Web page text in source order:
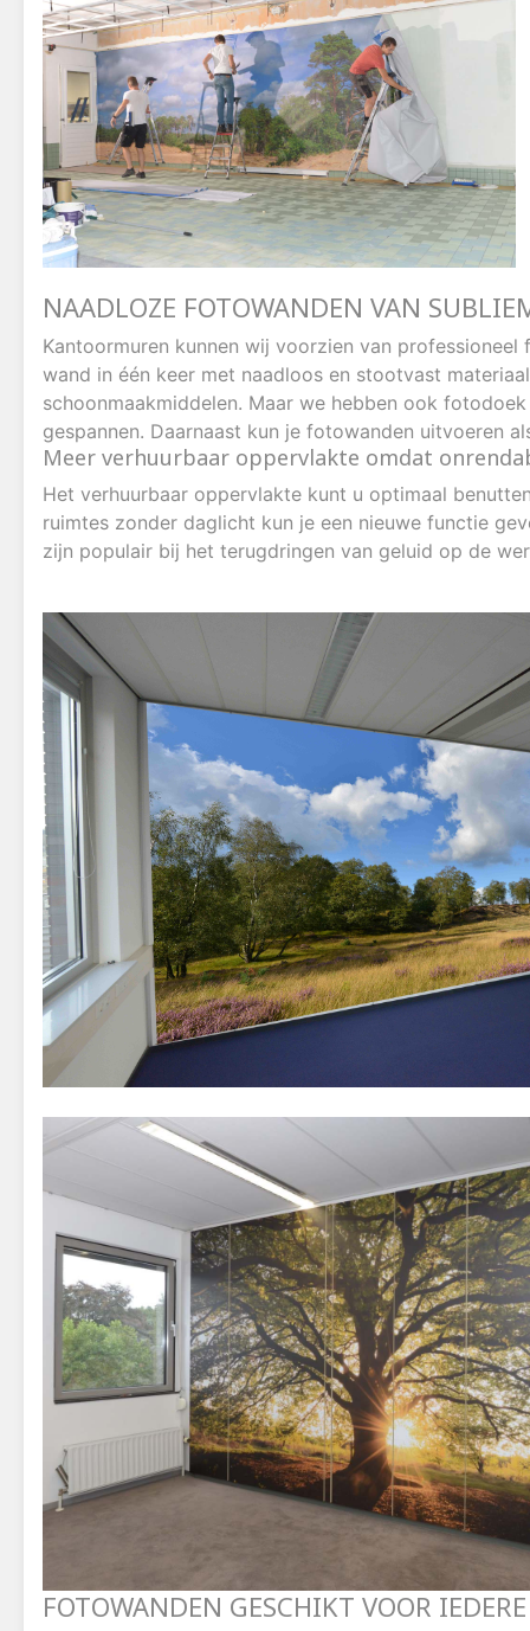
NAADLOZE FOTOWANDEN VAN
Kantoormuren kunnen wij voorzien van
wand in één keer met naadloos en stootvast
schoonmaakmiddelen. Maar we hebben ook
gespannen. Daarnaast kun je fotowanden uitvoeren
Meer verhuurbaar oppervlakte omdat
Het verhuurbaar oppervlakte kunt u optimaal
ruimtes zonder daglicht kun je een nieuwe functie
zijn populair bij het terugdringen van geluid op de
FOTOWANDEN GESCHIKT VOOR